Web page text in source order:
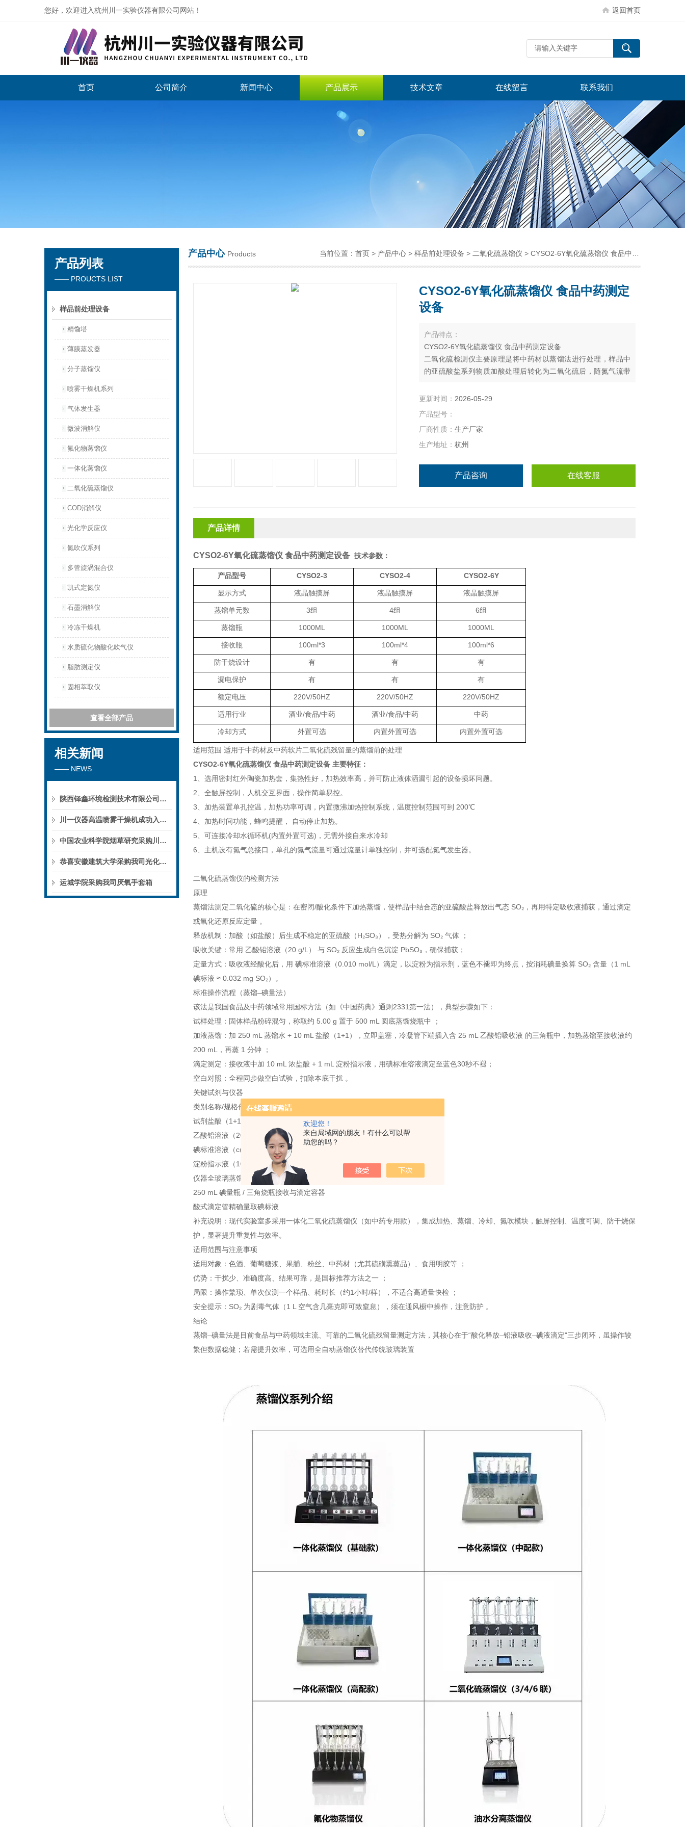
欢迎您！
来自局域网的朋友！有什么可以帮
助您的吗？
您好，欢迎进入杭州川一实验仪器有限公司网站！ 返回首页
杭州川一实验仪器有限公司
首页 公司简介 新闻中心 产品展示 技术文章 在线留言 联系我们
产品列表
—— PROUCTS LIST
样品前处理设备
精馏塔
薄膜蒸发器
分子蒸馏仪
喷雾干燥机系列
气体发生器
微波消解仪
氟化物蒸馏仪
一体化蒸馏仪
二氧化硫蒸馏仪
COD消解仪
光化学反应仪
氮吹仪系列
多管旋涡混合仪
凯式定氮仪
石墨消解仪
冷冻干燥机
水质硫化物酸化吹气仪
脂肪测定仪
固相萃取仪
查看全部产品
相关新闻
—— NEWS
陕西铎鑫环境检测技术有限公司采购我司全自动液液萃取仪
川一仪器高温喷雾干燥机成功入驻鄱阳职业学院，助力职业教育实训平台升级
中国农业科学院烟草研究采购川一仪器喷雾干燥机
恭喜安徽建筑大学采购我司光化学反应仪
运城学院采购我司厌氧手套箱
产品中心 Products 当前位置： 首页 > 产品中心 > 样品前处理设备 > 二氧化硫蒸馏仪 > CYSO2-6Y氧化硫蒸馏仪 食品中药测定设备
CYSO2-6Y氧化硫蒸馏仪 食品中药测定
设备
产品特点：
CYSO2-6Y氧化硫蒸馏仪 食品中药测定设备
二氧化硫检测仪主要原理是将中药材以蒸馏法进行处理，样品中
的亚硫酸盐系列物质加酸处理后转化为二氧化硫后，随氮气流带
用酸碱滴定法测定，计算药材及饮片中的二氧化硫残留量。
更新时间： 2026-05-29
产品型号：
厂商性质： 生产厂家
生产地址： 杭州
产品咨询 在线客服
产品详情
CYSO2-6Y氧化硫蒸馏仪 食品中药测定设备 技术参数：
产品型号 CYSO2-3 CYSO2-4 CYSO2-6Y
显示方式 液晶触摸屏 液晶触摸屏 液晶触摸屏
蒸馏单元数 3组 4组 6组
蒸馏瓶 1000ML 1000ML 1000ML
接收瓶 100ml*3 100ml*4 100ml*6
防干烧设计 有 有 有
漏电保护 有 有 有
额定电压 220V/50HZ 220V/50HZ 220V/50HZ
适用行业 酒业/食品/中药 酒业/食品/中药 中药
冷却方式 外置可选 内置外置可选 内置外置可选
适用范围 适用于中药材及中药软片二氧化硫残留量的蒸馏前的处理
CYSO2-6Y氧化硫蒸馏仪 食品中药测定设备 主要特征：
1、选用密封红外陶瓷加热套，集热性好，加热效率高，并可防止液体洒漏引起的设备损坏问题。
2、全触屏控制，人机交互界面，操作简单易控。
3、加热装置单孔控温，加热功率可调，内置微沸加热控制系统，温度控制范围可到 200℃
4、加热时间功能，蜂鸣提醒， 自动停止加热。
5、可连接冷却水循环机(内置外置可选)，无需外接自来水冷却
6、主机设有氮气总接口，单孔的氮气流量可通过流量计单独控制，并可选配氮气发生器。
二氧化硫蒸馏仪的检测方法
原理
蒸馏法测定二氧化硫的核心是：在密闭/酸化条件下加热蒸馏，使样品中结合态的亚硫酸盐释放出气态 SO₂，再用特定吸收液捕获，通过滴定
或氧化还原反应定量 。
释放机制：加酸（如盐酸）后生成不稳定的亚硫酸（H₂SO₃），受热分解为 SO₂ 气体 ；
吸收关键：常用 乙酸铅溶液（20 g/L） 与 SO₂ 反应生成白色沉淀 PbSO₃，确保捕获；
定量方式：吸收液经酸化后，用 碘标准溶液（0.010 mol/L）滴定，以淀粉为指示剂，蓝色不褪即为终点，按消耗碘量换算 SO₂ 含量（1 mL
碘标液 ≈ 0.032 mg SO₂）。
标准操作流程（蒸馏–碘量法）
该法是我国食品及中药领域常用国标方法（如《中国药典》通则2331第一法），典型步骤如下：
试样处理：固体样品粉碎混匀，称取约 5.00 g 置于 500 mL 圆底蒸馏烧瓶中 ；
加液蒸馏：加 250 mL 蒸馏水 + 10 mL 盐酸（1+1），立即盖塞，冷凝管下端插入含 25 mL 乙酸铅吸收液 的三角瓶中，加热蒸馏至接收液约
200 mL，再蒸 1 分钟 ；
滴定测定：接收液中加 10 mL 浓盐酸 + 1 mL 淀粉指示液，用碘标准溶液滴定至蓝色30秒不褪；
空白对照：全程同步做空白试验，扣除本底干扰 。
关键试剂与仪器
类别名称/规格作用说明
试剂盐酸（1+1）
酸化样品，促使亚硫酸盐释放 SO₂
乙酸铅溶液（20 g/L）
吸收 SO₂，生成稳定沉淀，防止逸失
碘标准溶液（c(½I₂)=0.010 mol/L）
淀粉指示液（10 g/L）
指示滴定终点（蓝色出现且持久）
仪器全玻璃蒸馏器（含冷凝装置）
密闭蒸馏，避免 SO₂ 损失
250 mL 碘量瓶 / 三角烧瓶接收与滴定容器
酸式滴定管精确量取碘标液
补充说明：现代实验室多采用一体化二氧化硫蒸馏仪（如中药专用款），集成加热、蒸馏、冷却、氮吹模块，触屏控制、温度可调、防干烧保
护，显著提升重复性与效率。
适用范围与注意事项
适用对象：色酒、葡萄糖浆、果脯、粉丝、中药材（尤其硫磺熏蒸品）、食用明胶等 ；
优势：干扰少、准确度高、结果可靠，是国标推荐方法之一 ；
局限：操作繁琐、单次仅测一个样品、耗时长（约1小时/样），不适合高通量快检 ；
安全提示：SO₂ 为剧毒气体（1 L 空气含几毫克即可致窒息），须在通风橱中操作，注意防护 。
结论
蒸馏–碘量法是目前食品与中药领域主流、可靠的二氧化硫残留量测定方法，其核心在于“酸化释放–铅液吸收–碘液滴定"三步闭环，虽操作较
繁但数据稳健；若需提升效率，可选用全自动蒸馏仪替代传统玻璃装置